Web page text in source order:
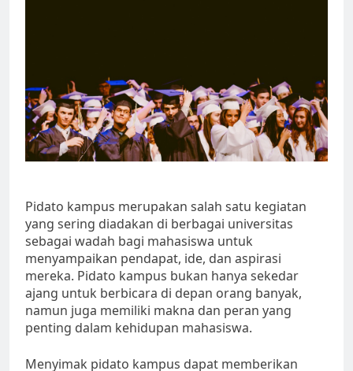
Pidato kampus merupakan salah satu kegiatan
yang sering diadakan di berbagai universitas
sebagai wadah bagi mahasiswa untuk
menyampaikan pendapat, ide, dan aspirasi
mereka. Pidato kampus bukan hanya sekedar
ajang untuk berbicara di depan orang banyak,
namun juga memiliki makna dan peran yang
penting dalam kehidupan mahasiswa.
Menyimak pidato kampus dapat memberikan